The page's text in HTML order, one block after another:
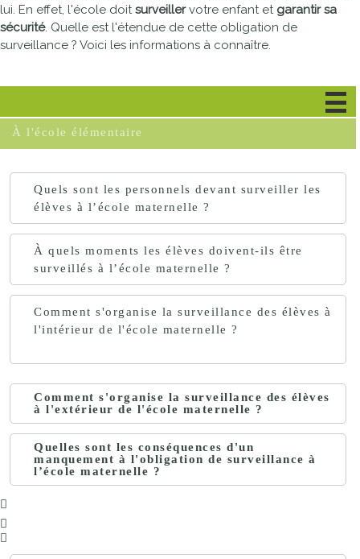
lui. En effet, l'école doitsurveillervotre enfant et garantir sa
sécurité. Quelle est l'étendue de cette obligation de
surveillance ? Voici les informations à connaître.
À l'école élémentaire
Quels sont les personnels devant surveiller les
élèves à l’école maternelle ?
À quels moments les élèves doivent-ils être
surveillés à l’école maternelle ?
Comment s'organise la surveillance des élèves à
l'intérieur de l'école maternelle ?
Comment s'organise la surveillance des élèves
à l'extérieur de l'école maternelle ?
Quelles sont les conséquences d'un
manquement à l'obligation de surveillance à
l’école maternelle ?